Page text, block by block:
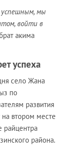
успешным, мы
войти в
акима
успеха
село Жана
по
развития
на втором месте
райцентра
района.